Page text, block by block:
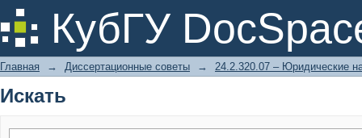
КубГУ
Искать
Главная → Диссертационные советы → 24.2.320.07 – Юридические
Искать